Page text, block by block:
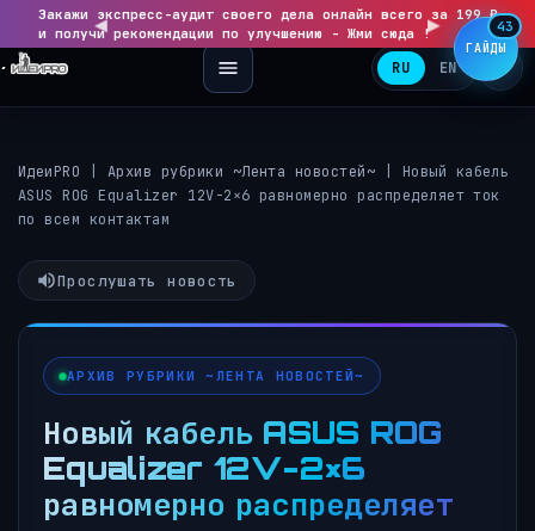
◀
Закажи экспресс-аудит своего дела онлайн всего за 199 ₽
и получи рекомендации по улучшению - Жми сюда !
▶
RU EN
ИдеиPRO Архив рубрики ~Лента новостей~
Новый кабель
ASUS ROG Equalizer 12V-2×6 равномерно распределяет ток
по всем контактам
Прослушать новость
АРХИВ РУБРИКИ ~ЛЕНТА НОВОСТЕЙ~
Новый кабель ASUS ROG
Equalizer 12V-2×6
равномерно распределяет
ГАЙДЫ
43